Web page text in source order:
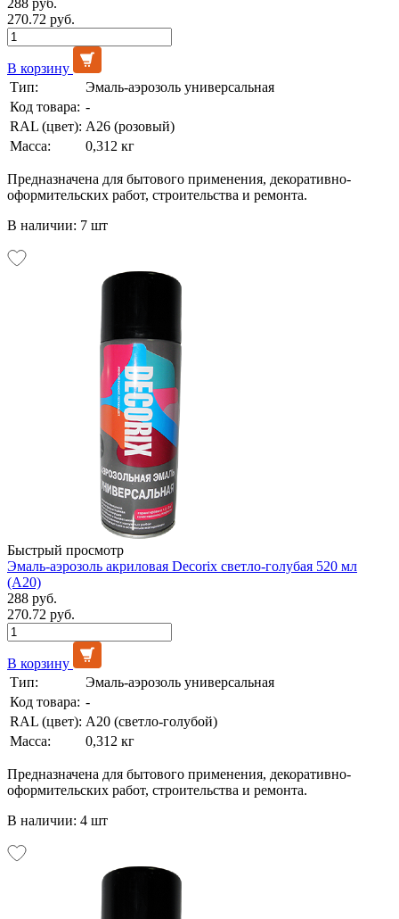
270.72 руб.
В корзину
Тип:
Эмаль-аэрозоль универсальная
Код товара: -
RAL (цвет): А26 (розовый)
Масса:
0,312 кг
Предназначена для бытового применения, декоративно-
оформительских работ, строительства и ремонта.
В наличии: 7 шт
Быстрый просмотр
Эмаль-аэрозоль акриловая Decorix светло-голубая 520 мл
(А20)
288 руб.
270.72 руб.
В корзину
Тип:
Эмаль-аэрозоль универсальная
Код товара: -
RAL (цвет): А20 (светло-голубой)
Масса:
0,312 кг
Предназначена для бытового применения, декоративно-
оформительских работ, строительства и ремонта.
В наличии: 4 шт